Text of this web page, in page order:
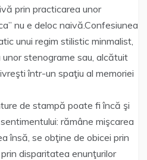
prin practicarea unor
nu e deloc naivă.Confesiunea
unui regim stilistic minmalist,
unor stenograme sau, alcătuit
într-un spaţiu al memoriei
de stampă poate fi încă şi
rămâne mişcarea
însă, se obţine de obicei prin
disparitatea enunţurilor